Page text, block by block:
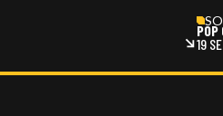
19